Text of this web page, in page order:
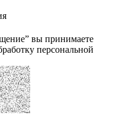
вы принимаете
персональной